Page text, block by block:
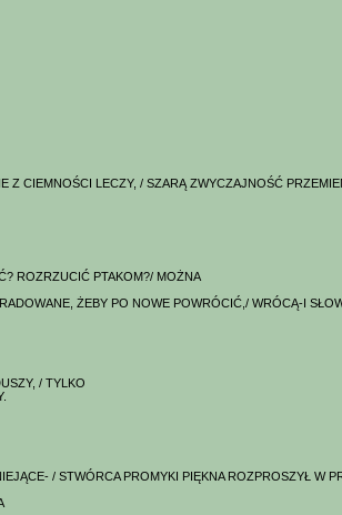
Z CIEMNOŚCI LECZY, / SZARĄ ZWYCZAJNOŚĆ
ROZRZUCIĆ PTAKOM?/ MOŻNA
ŻEBY PO NOWE POWRÓCIĆ,/ WRÓCĄ-I
/ TYLKO
/ STWÓRCA PROMYKI PIĘKNA ROZPROSZYŁ W